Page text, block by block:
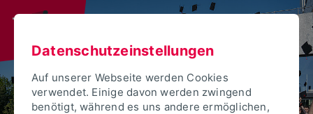
Datenschutzeinstellungen
Auf unserer Webseite werden Cookies
verwendet. Einige davon werden zwingend
benötigt, während es uns andere ermöglichen,